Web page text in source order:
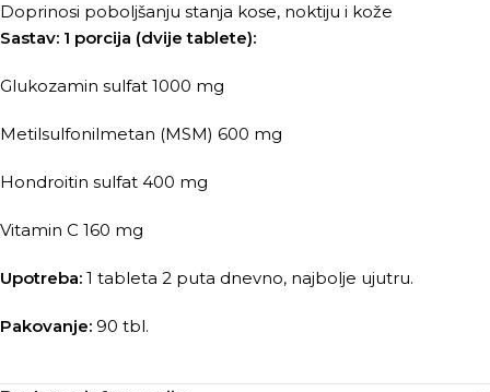
Doprinosi poboljšanju stanja kose, noktiju i kože
Sastav: 1 porcija (dvije tablete):
Glukozamin sulfat 1000 mg
Metilsulfonilmetan (MSM) 600 mg
Hondroitin sulfat 400 mg
Vitamin C 160 mg
Upotreba: 1 tableta 2 puta dnevno, najbolje ujutru.
Pakovanje: 90 tbl.